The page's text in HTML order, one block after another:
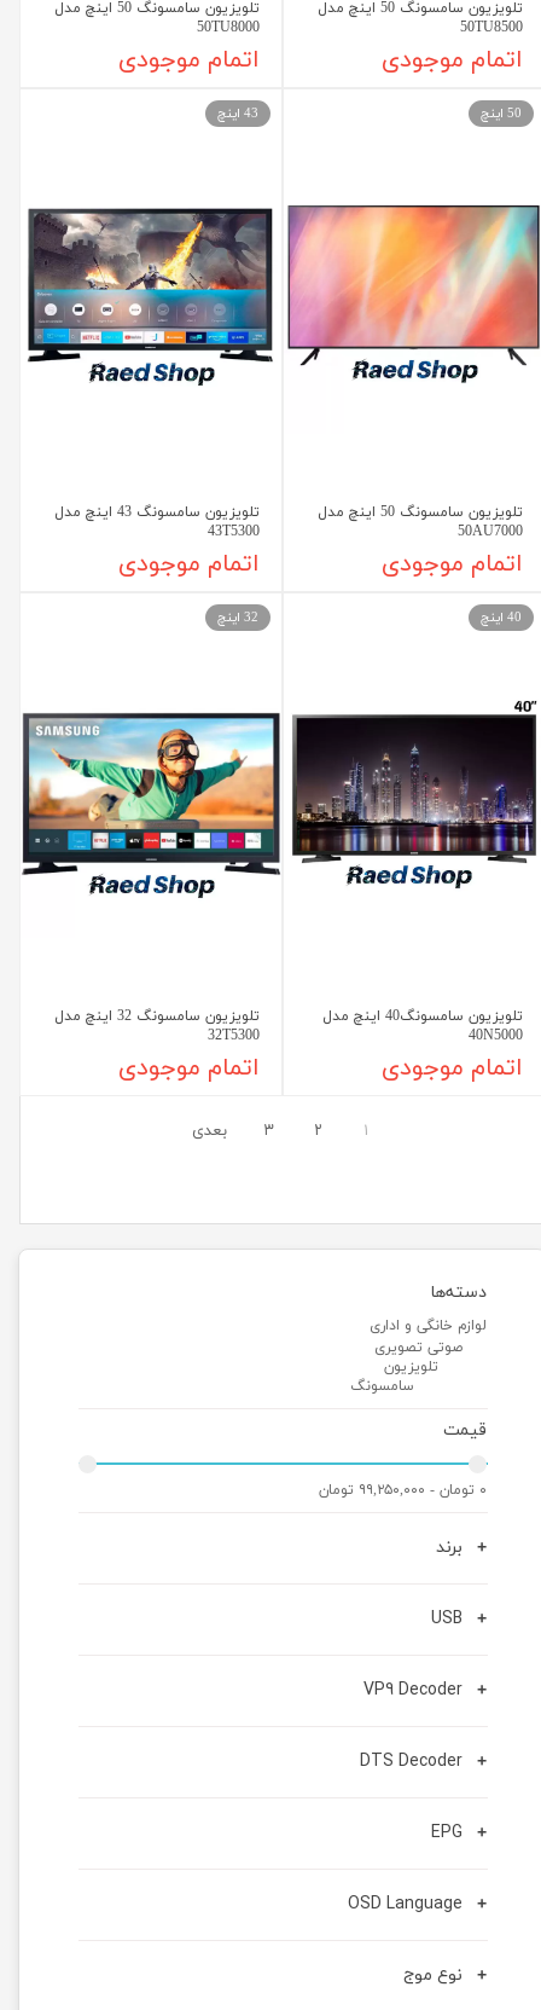
دسته‌ها
لوازم خانگی و اداری
صوتی تصویری
تلویزیون
سامسونگ
قیمت
۰ تومان - ۹۹,۲۵۰,۰۰۰ تومان
برند
USB
VP9 Decoder
DTS Decoder
EPG
OSD Language
نوع موج
تلویزیون سامسونگ 50 اینچ مدل
50TU8500
اتمام موجودی
تلویزیون سامسونگ 50 اینچ مدل
50TU8000
اتمام موجودی
تلویزیون سامسونگ 50 اینچ مدل
50AU7000
اتمام موجودی
50 اینچ
تلویزیون سامسونگ 43 اینچ مدل
43T5300
اتمام موجودی
43 اینچ
تلویزیون سامسونگ40 اینچ مدل
40N5000
اتمام موجودی
40 اینچ
تلویزیون سامسونگ 32 اینچ مدل
32T5300
اتمام موجودی
32 اینچ
۱ ۲ ۳ بعدی